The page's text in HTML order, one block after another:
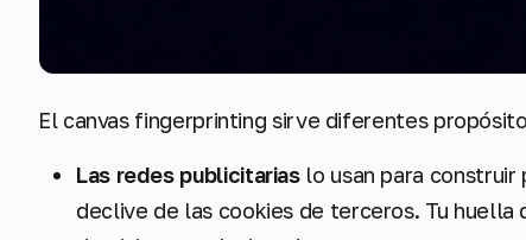
El canvas fingerprinting sirve diferentes
Las redes publicitariaslo usan para
declive de las cookies de terceros. Tu